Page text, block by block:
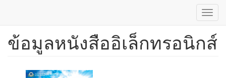
ข้าม
ข้อมูลหนังสืออิเล็กทรอนิกส์